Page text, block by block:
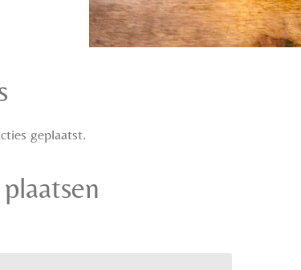
geplaatst.